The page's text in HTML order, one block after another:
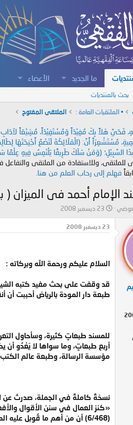
ما الجديد الأعضاء
بحث بالمنتديات
• الملتقيات العامة : الملتقى المفتوح
فَحَيَّ هَلاً بِكَ مُفِيْدَاً وَمُسْتَفِيْدَاً، مُشِيْعَاً
مُسْتَشْعِرَاً أَنَّ: (الْمَلَائِكَةَ لَتَضَعُ أَجْنِحَتَهَا
السَّبِيْلِ؛ (وَمَنْ سَلَكَ طَرِيقًا يَلْتَمِسُ فِيهِ عِلْمًا
للملتقى، وللاستفادة من الملتقى والتفاعل
فهلم إلى رحاب العلم من هنا.
الإمام أحمد فى الميزان
ت
ا
ر
ي
ء
23 ديسمبر 2008
23 ديسمبر 2008
السلام عليكم ورحمة الله وبركاته :
قد وقفت على بحث مفيد كتبه
طبعة دار المودة بالرياض أحببت أن
للمسند طبعاتٍ كثيرة، وسأحاول
أربع طبعاتٍ، وما سواها لا يَعْدُو أن
مؤسسة الرسالة، وطبعة عالم الكتب.
«كنز العمال في سنن الأقوال
(6/468) أن من أهم ما قُوبل عليه المسند نسخة مُحضرة من خزانة السادات الوفائية بمصر المحروسة المعزية.